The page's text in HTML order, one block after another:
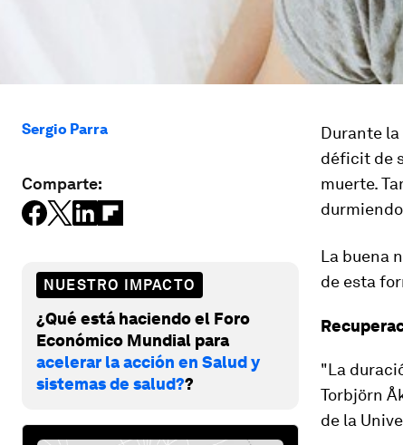
Sergio Parra
Comparte:
NUESTRO IMPACTO
¿Qué está haciendo el Foro
Económico Mundial para
acelerar la acción en Salud y
sistemas de salud??
Durante
déficit de
muerte.
La buena
de esta
"La
Torbjörn
de la